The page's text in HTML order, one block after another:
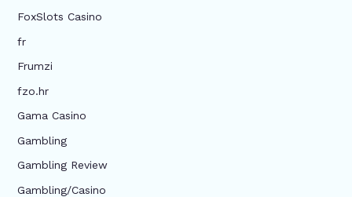
FoxSlots Casino
fr
Frumzi
fzo.hr
Gama Casino
Gambling
Gambling Review
Gambling/Casino